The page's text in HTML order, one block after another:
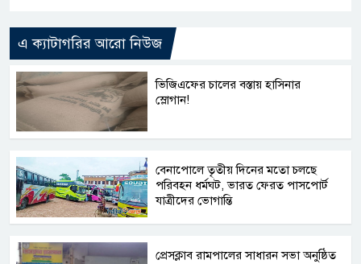
এ ক্যাটাগরির আরো নিউজ
ভিজিএফের চালের বস্তায় হাসিনার
স্লোগান!
বেনাপোলে তৃতীয় দিনের মতো চলছে
পরিবহন ধর্মঘট, ভারত ফেরত পাসপোর্ট
যাত্রীদের ভোগান্তি
প্রেসক্লাব রামপালের সাধারন সভা অনুষ্ঠিত